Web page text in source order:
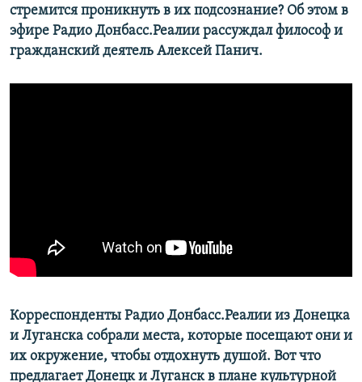
Усі сайти RFE/RL
стремится проникнуть в их подсознание? Об этом в
эфире Радио Донбасс.Реалии рассуждал философ и
гражданский деятель Алексей Панич.
Корреспонденты Радио Донбасс.Реалии из Донецка
и Луганска собрали места, которые посещают они и
их окружение, чтобы отдохнуть душой. Вот что
предлагает Донецк и Луганск в плане культурной